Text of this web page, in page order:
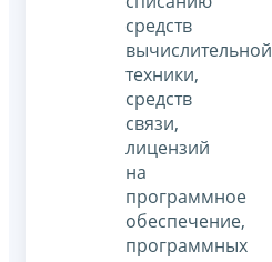
средств
вычислительной
техники,
средств
связи,
лицензий
на
программное
обеспечение,
программных